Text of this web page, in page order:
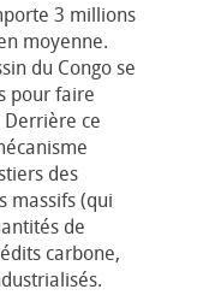
3 millions
moyenne.
du Congo se
pour faire
ce
des
massifs (qui
de
carbone,